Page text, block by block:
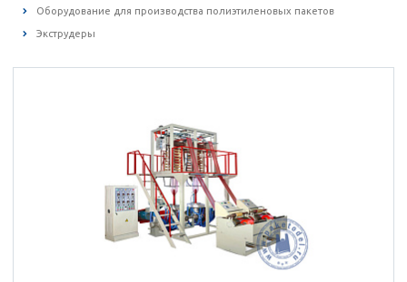
Оборудование для производства полиэтиленовых пакетов
Экструдеры